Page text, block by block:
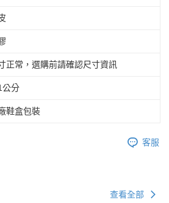
正常，選購前請確認尺寸資訊
公分
鞋盒包裝
客服
查看全部